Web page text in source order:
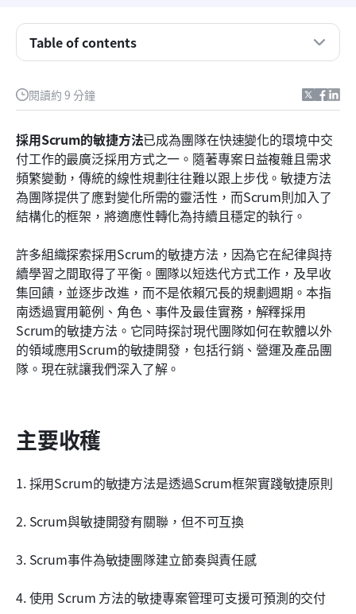
閱讀約 9 分鐘
採用Scrum的敏捷方法已成為團隊在快速變化的環境中交
付工作的最廣泛採用方式之一。隨著專案日益複雜且需求
頻繁變動，傳統的線性規劃往往難以跟上步伐。敏捷方法
為團隊提供了應對變化所需的靈活性，而Scrum則加入了
結構化的框架，將適應性轉化為持續且穩定的執行。
許多組織探索採用Scrum的敏捷方法，因為它在紀律與持
續學習之間取得了平衡。團隊以短迭代方式工作，及早收
集回饋，並逐步改進，而不是依賴冗長的規劃週期。本指
南透過實用範例、角色、事件及最佳實務，解釋採用
Scrum的敏捷方法。它同時探討現代團隊如何在軟體以外
的領域應用Scrum的敏捷開發，包括行銷、營運及產品團
隊。現在就讓我們深入了解。
主要收穫
1. 採用Scrum的敏捷方法是透過Scrum框架實踐敏捷原則
2. Scrum與敏捷開發有關聯，但不可互換
3. Scrum事件為敏捷團隊建立節奏與責任感
4. 使用 Scrum 方法的敏捷專案管理可支援可預測的交付
Table of contents
什麼是使用Scrum的敏捷方法論？
推動敏捷交付的4個核心Scrum事件
使用敏捷 Scrum 方法的好處
為什麼 Lark 是採用 Scrum 的敏捷開發中受青睞的
選擇
向新團隊解釋以 Scrum 方式運用敏捷方法的最佳做
在敏捷中使用Scrum的常見挑戰
結論
常見問題
相關閱讀